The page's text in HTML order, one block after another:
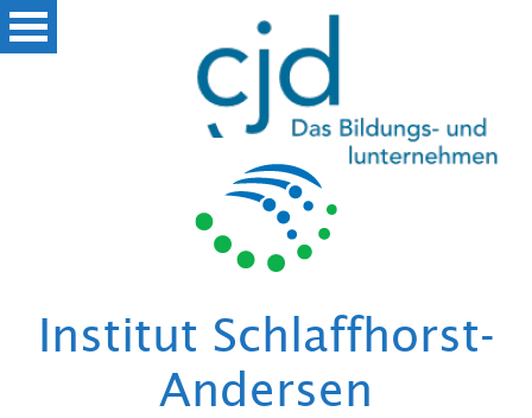
Institut Schlaffhorst-
Andersen